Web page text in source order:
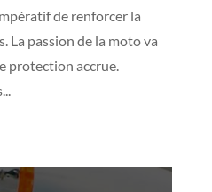
de renforcer la
La passion de la moto va
protection accrue.